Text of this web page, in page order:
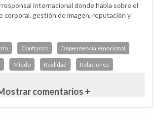
internacional donde habla sobre el
corporal, gestión de imagen, reputación y
Confianza Dependencia emocional
Miedo Realidad Relaciones
comentarios +